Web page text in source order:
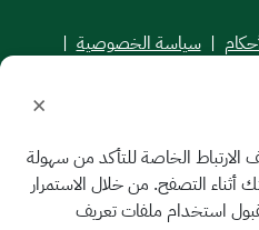
| سياسة الخصوصية |
الإلكترونية © 2026
×
الخاصة للتأكد من سهولة
التصفح. من خلال الاستمرار
استخدام ملفات تعريف